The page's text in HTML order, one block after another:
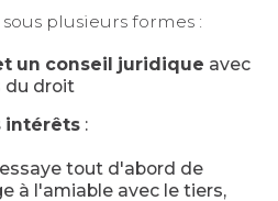
plusieurs formes :
un conseil juridique avec
du droit
intérêts:
tout d'abord de
à l'amiable avec le tiers,